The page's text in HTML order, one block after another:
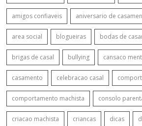
amigos confiaveis aniversario de
area social blogueiras bodas de
brigas de casal bullying cansaco
casamento celebracao casal
comportamento machista consolo
criacao machista criancas dicas